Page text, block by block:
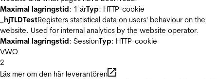
Maximal lagringstid: 1 årTyp: HTTP-cookie
_hjTLDTestRegisters statistical data on users' behaviour on the
website. Used for internal analytics by the website operator.
Maximal lagringstid: SessionTyp: HTTP-cookie
VWO
2
Läs mer om den här leverantören